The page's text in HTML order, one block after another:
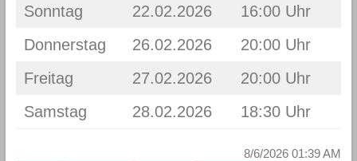
Sonntag
22.02.2026
16:00 Uhr
Donnerstag
26.02.2026
20:00 Uhr
Freitag
27.02.2026
20:00 Uhr
Samstag
28.02.2026 18:30 Uhr
8/6/2026 01:39 AM